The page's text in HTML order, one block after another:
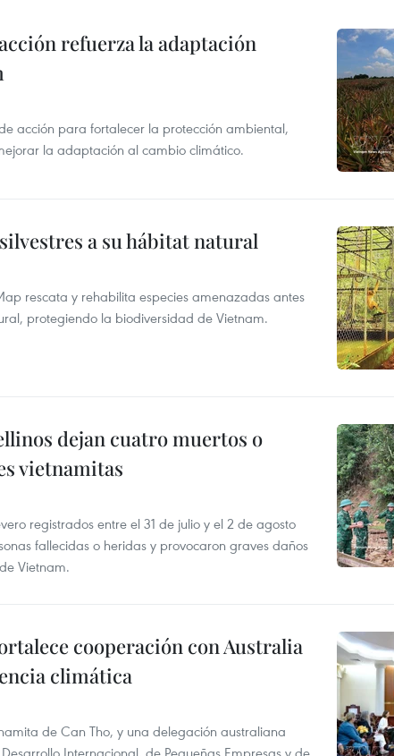
refuerza la adaptación
acción para fortalecer la protección ambiental,
la adaptación al cambio climático.
a su hábitat natural
rescata y rehabilita especies amenazadas antes
protegiendo la biodiversidad de Vietnam.
dejan cuatro muertos o
vietnamitas
registrados entre el 31 de julio y el 2 de agosto
fallecidas o heridas y provocaron graves daños
Vietnam.
cooperación con Australia
climática
de Can Tho, y una delegación australiana
Internacional, de Pequeñas Empresas y de